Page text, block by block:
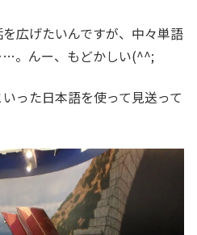
広げたいんですが、中々単語
。んー、もどかしい(^^;
った日本語を使って見送って